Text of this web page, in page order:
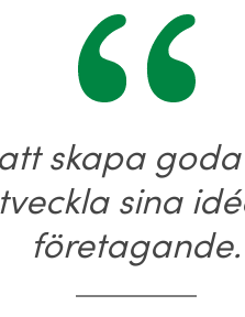
skapa
sina
företagande.